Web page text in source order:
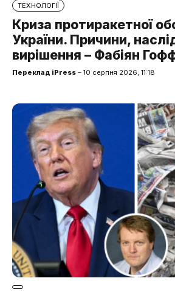
ТЕХНОЛОГІЇ
Криза протиракетної
України. Причини,
вирішення – Фабіян
Переклад iPress – 10 серпня 2026, 11:18